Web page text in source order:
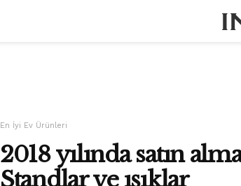
En İyi Ev Ürünleri
2018 yılında satın
Standlar ve ışıklar